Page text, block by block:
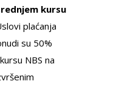
kursu
plaćanja
su 50%
NBS na